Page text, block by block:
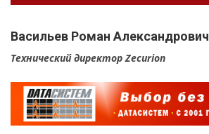
Васильев Роман Александрович
Технический директор Zecurion